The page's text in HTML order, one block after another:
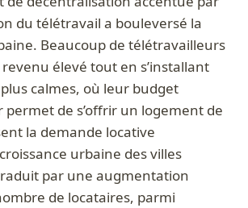
du télétravail a bouleversé la
Beaucoup de télétravailleurs
élevé tout en s’installant
calmes, où leur budget
de s’offrir un logement de
la demande locative
urbaine des villes
par une augmentation
de locataires, parmi